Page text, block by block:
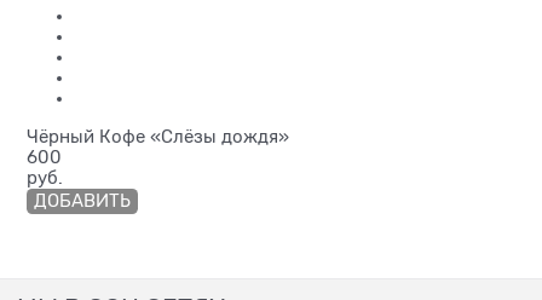
Чёрный Кофе «Слёзы дождя»
600
руб.
ДОБАВИТЬ